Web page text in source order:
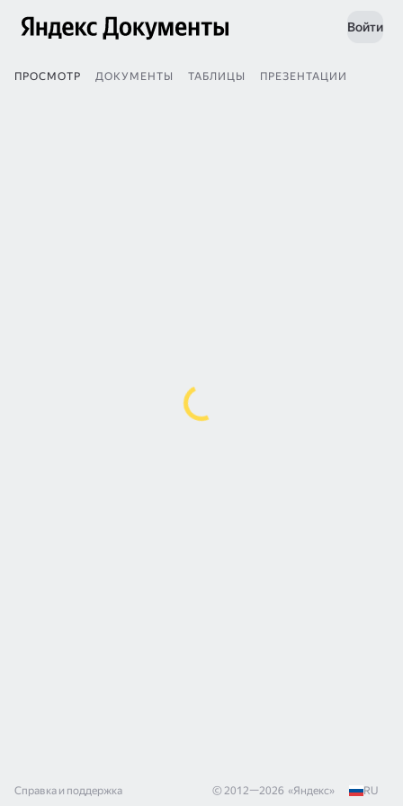
Войти
ПРОСМОТР ДОКУМЕНТЫ ТАБЛИЦЫ ПРЕЗЕНТАЦИИ
Справка и поддержка © 2012—2026 «Яндекс» RU